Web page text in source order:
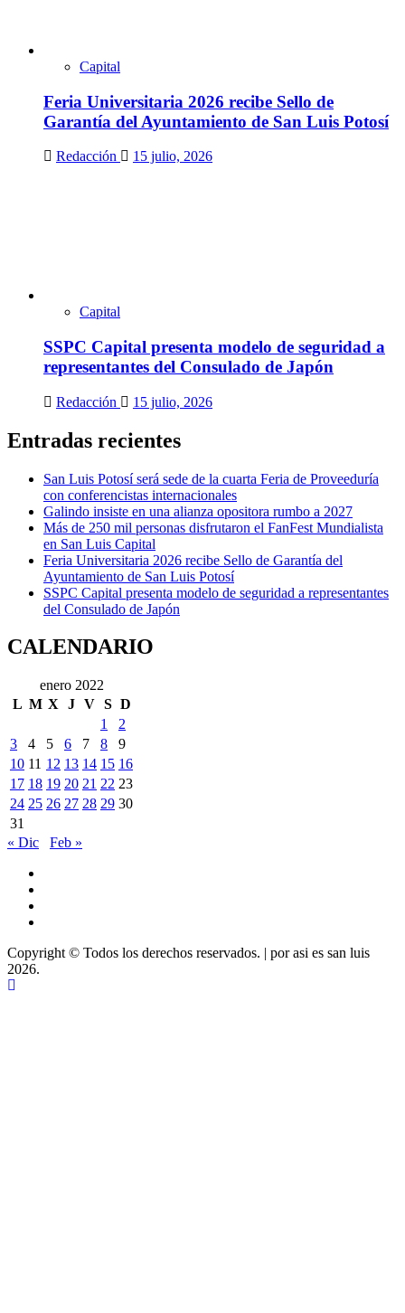
Capital
Feria Universitaria 2026 recibe Sello de
Garantía del Ayuntamiento de San Luis Potosí
Redacción 15 julio, 2026
Capital
SSPC Capital presenta modelo de seguridad a
representantes del Consulado de Japón
Redacción 15 julio, 2026
Entradas recientes
San Luis Potosí será sede de la cuarta Feria de Proveeduría
con conferencistas internacionales
Galindo insiste en una alianza opositora rumbo a 2027
Más de 250 mil personas disfrutaron el FanFest Mundialista
en San Luis Capital
Feria Universitaria 2026 recibe Sello de Garantía del
Ayuntamiento de San Luis Potosí
SSPC Capital presenta modelo de seguridad a representantes
del Consulado de Japón
CALENDARIO
enero 2022
L M X J V S D
1
2
3
4 5 6 7 8
9
10 11 12 13 14 15 16
17 18 19 20 21 22 23
24 25 26 27 28 29 30
31
« Dic
Feb »
Copyright © Todos los derechos reservados. | por asi es san luis
2026.